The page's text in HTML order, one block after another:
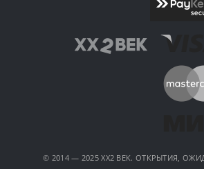
© 2014 — 2025 XX2 ВЕК. ОТКРЫТИЯ,